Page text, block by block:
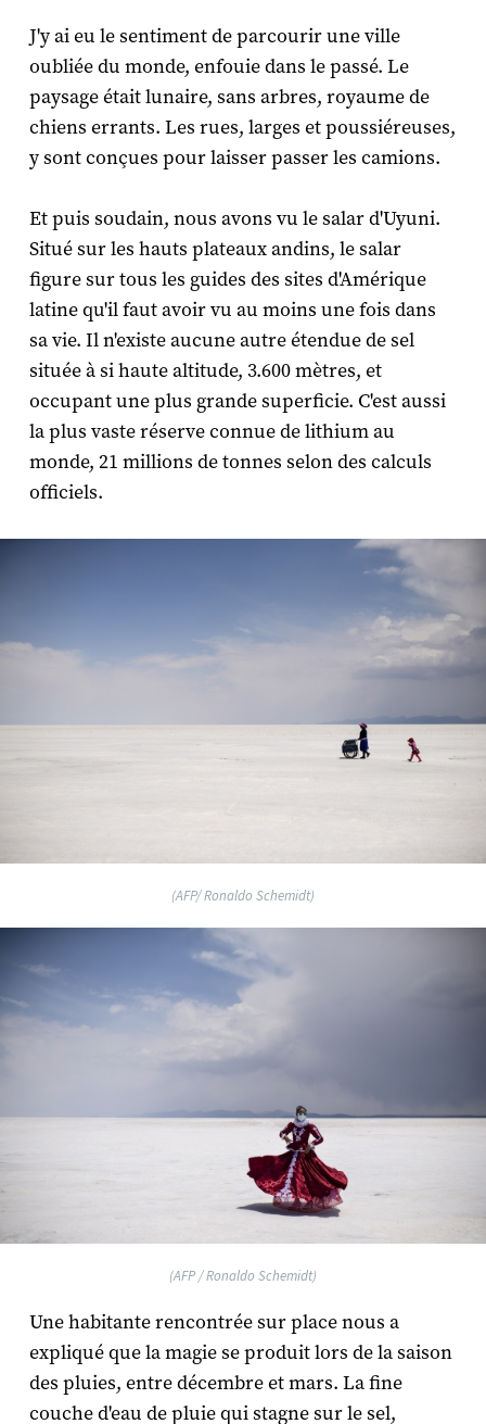
J'y ai eu le sentiment de parcourir une ville
oubliée du monde, enfouie dans le passé. Le
paysage était lunaire, sans arbres, royaume de
chiens errants. Les rues, larges et poussiéreuses,
y sont conçues pour laisser passer les camions.
Et puis soudain, nous avons vu le salar d'Uyuni.
Situé sur les hauts plateaux andins, le salar
figure sur tous les guides des sites d'Amérique
latine qu'il faut avoir vu au moins une fois dans
sa vie. Il n'existe aucune autre étendue de sel
située à si haute altitude, 3.600 mètres, et
occupant une plus grande superficie. C'est aussi
la plus vaste réserve connue de lithium au
monde, 21 millions de tonnes selon des calculs
officiels.
(AFP/ Ronaldo Schemidt)
(AFP / Ronaldo Schemidt)
Une habitante rencontrée sur place nous a
expliqué que la magie se produit lors de la saison
des pluies, entre décembre et mars. La fine
couche d'eau de pluie qui stagne sur le sel,